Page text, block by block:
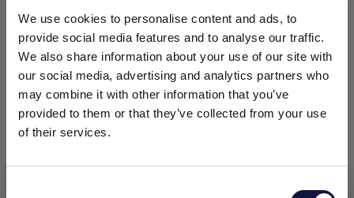
We use cookies to personalise content and ads, to
provide social media features and to analyse our traffic.
We also share information about your use of our site with
our social media, advertising and analytics partners who
may combine it with other information that you’ve
provided to them or that they’ve collected from your use
of their services.